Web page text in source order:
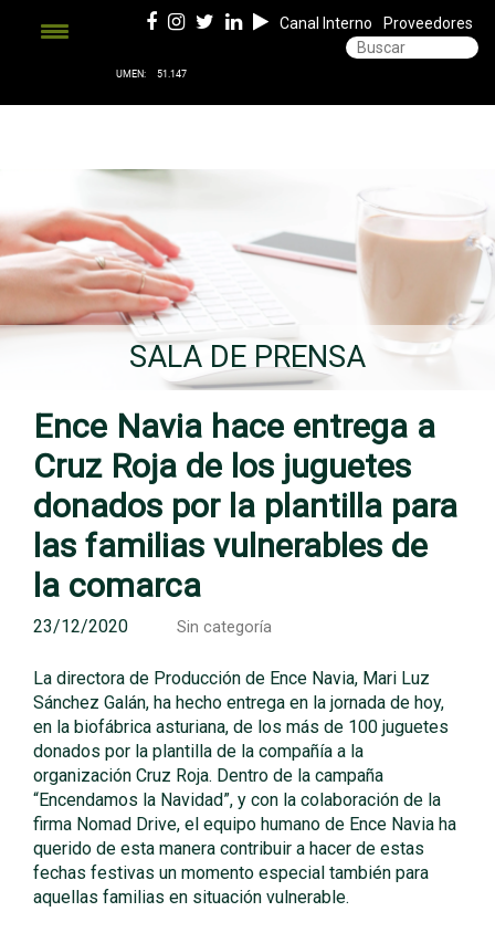
Canal Interno Proveedores
SALA DE PRENSA
Ence Navia hace entrega a
Cruz Roja de los juguetes
donados por la plantilla para
las familias vulnerables de
la comarca
23/12/2020 Sin categoría
La directora de Producción de Ence Navia, Mari Luz
Sánchez Galán, ha hecho entrega en la jornada de hoy,
en la biofábrica asturiana, de los más de 100 juguetes
donados por la plantilla de la compañía a la
organización Cruz Roja. Dentro de la campaña
“Encendamos la Navidad”, y con la colaboración de la
firma Nomad Drive, el equipo humano de Ence Navia ha
querido de esta manera contribuir a hacer de estas
fechas festivas un momento especial también para
aquellas familias en situación vulnerable.